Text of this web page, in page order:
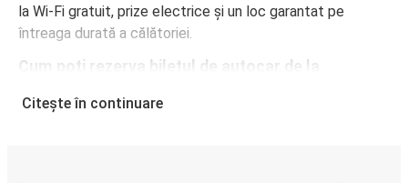
la Wi-Fi gratuit, prize electrice și un loc garantat pe
întreaga durată a călătoriei.
Cum poți rezerva biletul de autocar de la
Citește în continuare